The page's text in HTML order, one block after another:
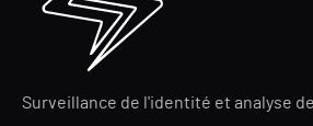
Surveillance de l'identité et analyse